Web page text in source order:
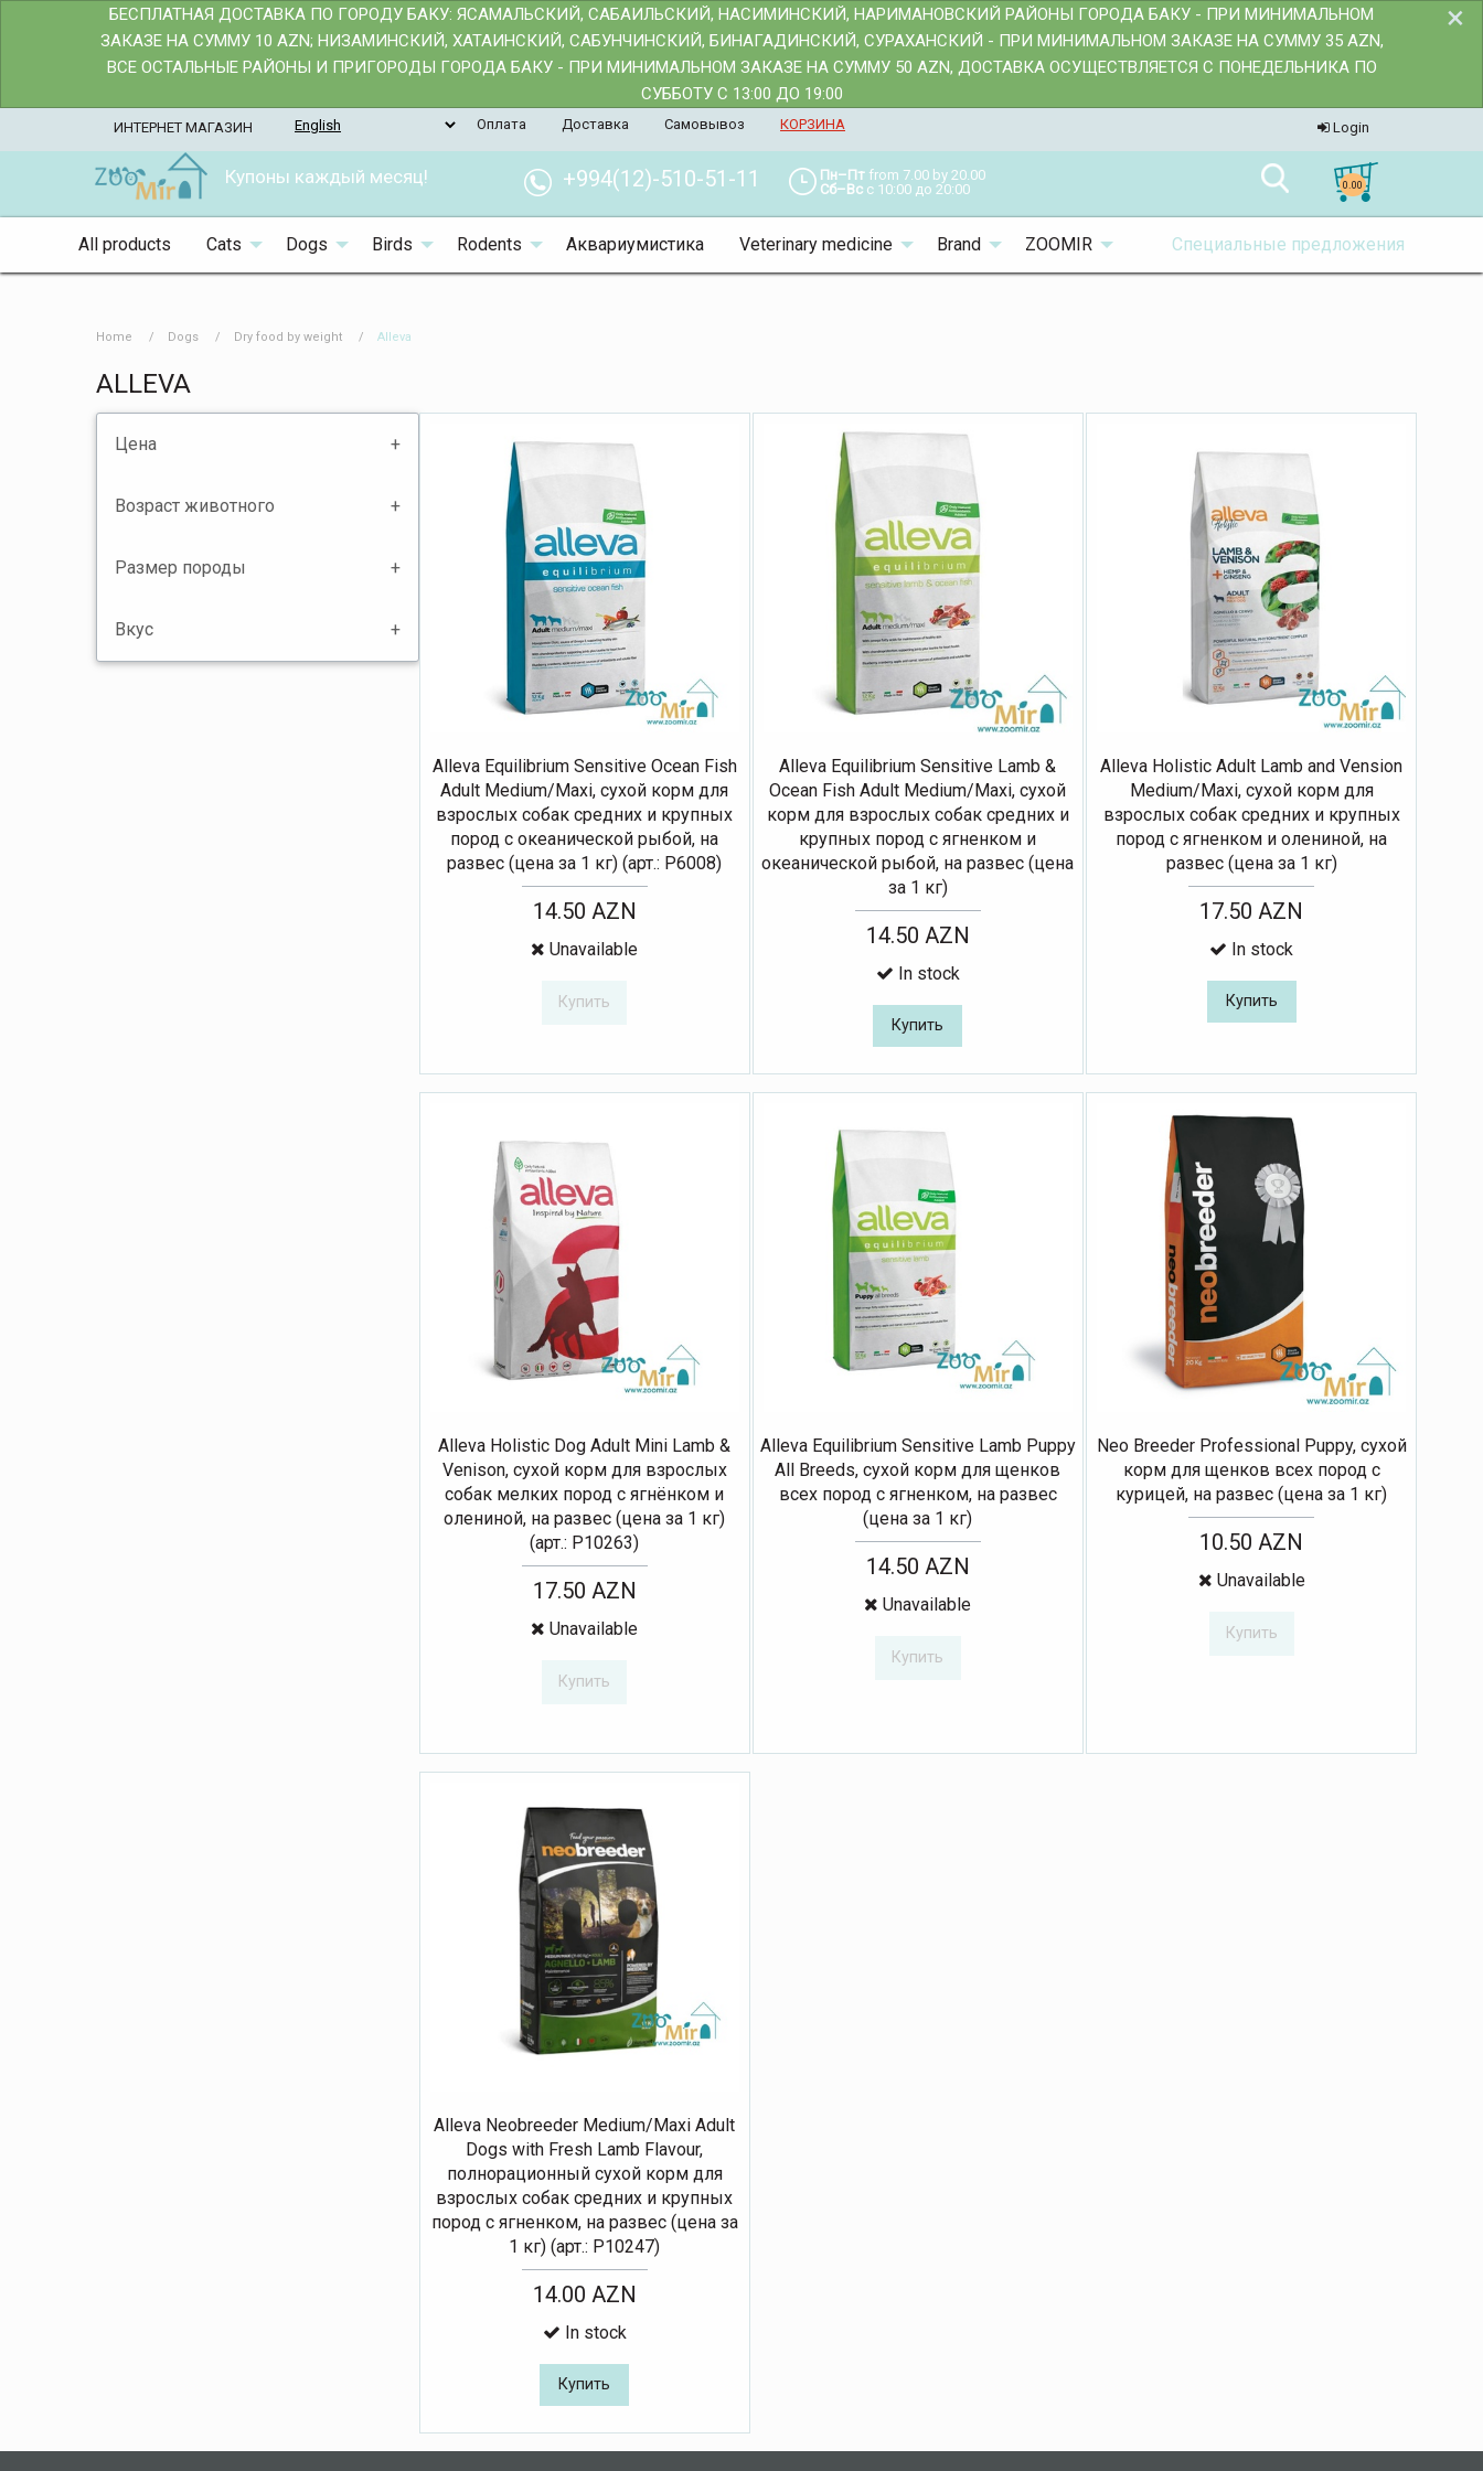
×
БЕСПЛАТНАЯ ДОСТАВКА ПО ГОРОДУ БАКУ: ЯСАМАЛЬСКИЙ, САБАИЛЬСКИЙ, НАСИМИНСКИЙ, НАРИМАНОВСКИЙ РАЙОНЫ ГОРОДА БАКУ - ПРИ МИНИМАЛЬНОМ
ЗАКАЗЕ НА СУММУ 10 AZN; НИЗАМИНСКИЙ, ХАТАИНСКИЙ, САБУНЧИНСКИЙ, БИНАГАДИНСКИЙ, СУРАХАНСКИЙ - ПРИ МИНИМАЛЬНОМ ЗАКАЗЕ НА СУММУ 35 AZN,
ВСЕ ОСТАЛЬНЫЕ РАЙОНЫ И ПРИГОРОДЫ ГОРОДА БАКУ - ПРИ МИНИМАЛЬНОМ ЗАКАЗЕ НА СУММУ 50 AZN, ДОСТАВКА ОСУЩЕСТВЛЯЕТСЯ С ПОНЕДЕЛЬНИКА ПО
СУББОТУ С 13:00 ДО 19:00
ИНТЕРНЕТ МАГАЗИН Оплата Доставка Самовывоз КОРЗИНА Login
Купоны каждый месяц! +994(12)-510-51-11 Пн–Пт from 7.00 by 20.00
Сб–Вс с 10:00 до 20:00 0.00
All products Cats Dogs Birds Rodents Аквариумистика Veterinary medicine Brand ZOOMIR Специальные предложения
Home Dogs Dry food by weight Alleva
ALLEVA
Цена
Возраст животного
Размер породы
Вкус
Alleva Equilibrium Sensitive Ocean Fish
Adult Medium/Maxi, сухой корм для
взрослых собак средних и крупных
пород с океанической рыбой, на
развес (цена за 1 кг) (арт.: Р6008)
14.50 AZN
Unavailable
Купить
Alleva Equilibrium Sensitive Lamb &
Ocean Fish Adult Medium/Maxi, сухой
корм для взрослых собак средних и
крупных пород с ягненком и
океанической рыбой, на развес (цена
за 1 кг)
14.50 AZN
In stock
Купить
Alleva Holistic Adult Lamb and Vension
Medium/Maxi, сухой корм для
взрослых собак средних и крупных
пород с ягненком и олениной, на
развес (цена за 1 кг)
17.50 AZN
In stock
Купить
Alleva Holistic Dog Adult Mini Lamb &
Venison, сухой корм для взрослых
собак мелких пород с ягнёнком и
олениной, на развес (цена за 1 кг)
(арт.: Р10263)
17.50 AZN
Unavailable
Купить
Alleva Equilibrium Sensitive Lamb Puppy
All Breeds, сухой корм для щенков
всех пород с ягненком, на развес
(цена за 1 кг)
14.50 AZN
Unavailable
Купить
Neo Breeder Professional Puppy, сухой
корм для щенков всех пород с
курицей, на развес (цена за 1 кг)
10.50 AZN
Unavailable
Купить
Alleva Neobreeder Medium/Maxi Adult
Dogs with Fresh Lamb Flavour,
полнорационный сухой корм для
взрослых собак средних и крупных
пород с ягненком, на развес (цена за
1 кг) (арт.: Р10247)
14.00 AZN
In stock
Купить